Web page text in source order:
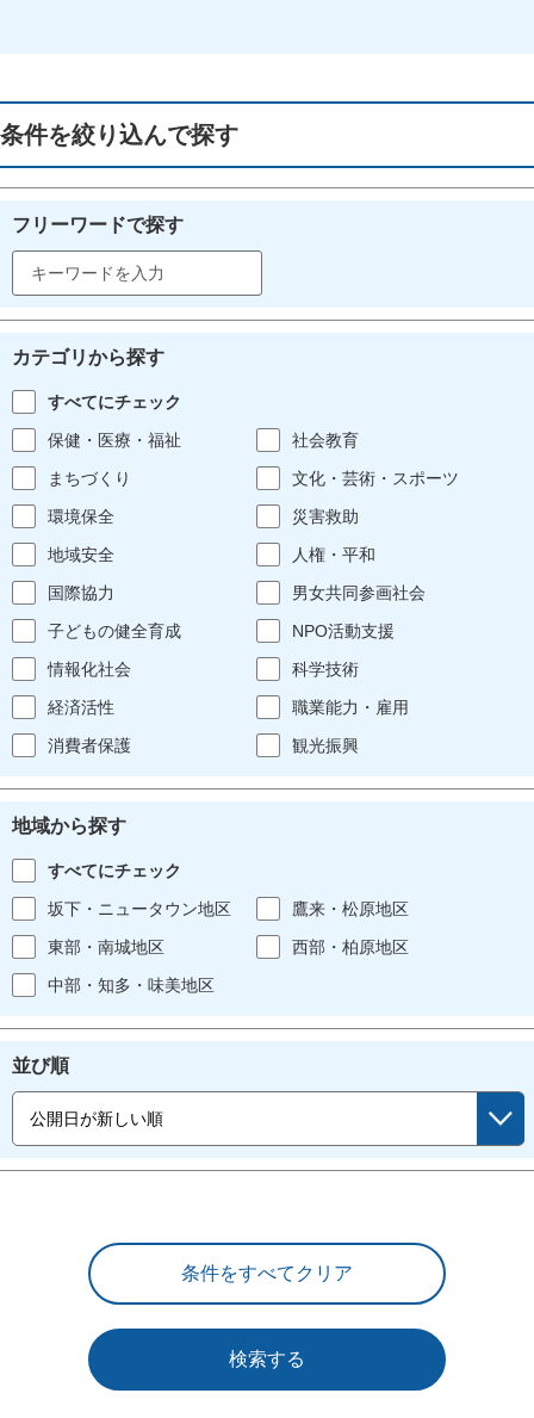
条件を絞り込んで探す
フリーワードで探す
カテゴリから探す
すべてにチェック
保健・医療・福祉
社会教育
まちづくり
文化・芸術・スポーツ
環境保全
災害救助
地域安全
人権・平和
国際協力
男女共同参画社会
子どもの健全育成
NPO活動支援
情報化社会
科学技術
経済活性
職業能力・雇用
消費者保護
観光振興
地域から探す
すべてにチェック
坂下・ニュータウン地区
鷹来・松原地区
東部・南城地区
西部・柏原地区
中部・知多・味美地区
並び順
検索する